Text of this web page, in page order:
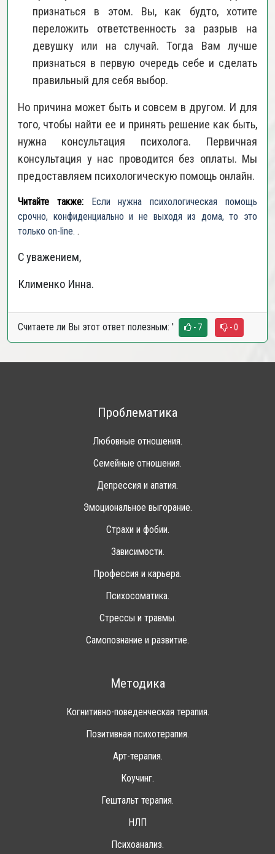
признаться в этом. Вы, как будто, хотите
переложить ответственность за разрыв на
девушку или на случай. Тогда Вам лучше
признаться в первую очередь себе и сделать
правильный для себя выбор.
Но причина может быть и совсем в другом. И для
того, чтобы найти ее и принять решение как быть,
нужна консультация психолога. Первичная
консультация у нас проводится без оплаты. Мы
предоставляем психологическую помощь онлайн.
Читайте также:
Если нужна психологическая помощь
срочно, конфиденциально и не выходя из дома, то это
только on-line. .
С уважением,
Клименко Инна.
Считаете ли Вы этот ответ полезным: ' - 7 - 0
Проблематика
Любовные отношения.
Семейные отношения.
Депрессия и апатия.
Эмоциональное выгорание.
Страхи и фобии.
Зависимости.
Профессия и карьера.
Психосоматика.
Стрессы и травмы.
Самопознание и развитие.
Методика
Когнитивно-поведенческая терапия.
Позитивная психотерапия.
Арт-терапия.
Коучинг.
Гештальт терапия.
НЛП
Психоанализ.